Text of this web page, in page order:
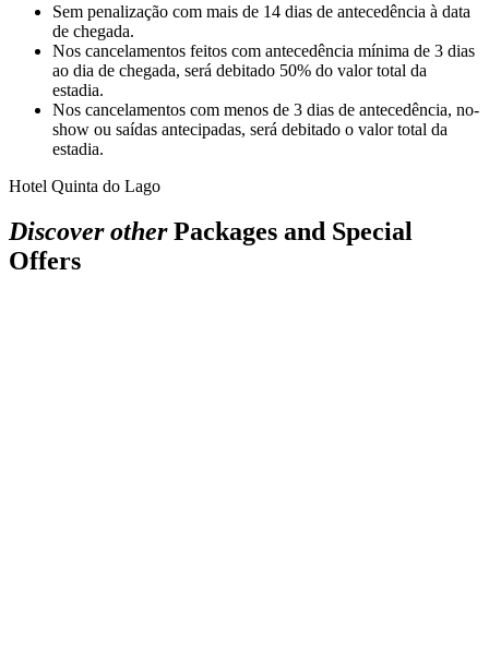
Sem penalização com mais de 14 dias de antecedência à data
de chegada.
Nos cancelamentos feitos com antecedência mínima de 3 dias
ao dia de chegada, será debitado 50% do valor total da
estadia.
Nos cancelamentos com menos de 3 dias de antecedência, no-
show ou saídas antecipadas, será debitado o valor total da
estadia.
Hotel Quinta do Lago
Discover otherPackages and Special
Offers